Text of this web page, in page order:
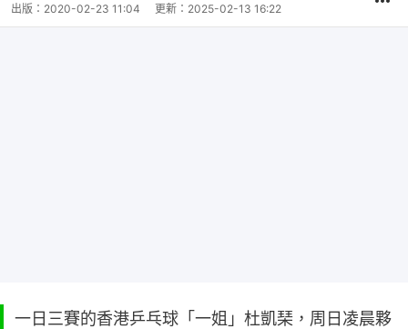
出版： 2020-02-23 11:04 更新： 2025-02-13 16:22
一日三賽的香港乒乓球「一姐」杜凱琹，周日凌晨夥